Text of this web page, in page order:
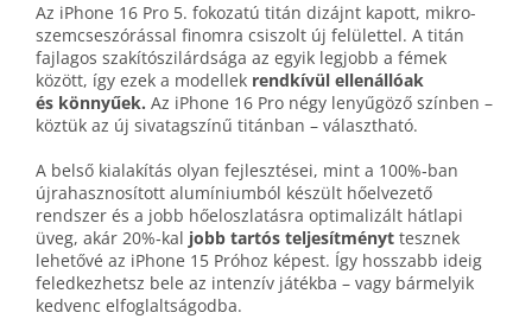
Az iPhone 16 Pro 5. fokozatú titán dizájnt kapott, mikro­
szemcse­szórással finomra csiszolt új felülettel. A titán
fajlagos szakító­szilárdsága az egyik legjobb a fémek
között, így ezek a modellek rendkívül ellenállóak
és könnyűek. Az iPhone 16 Pro négy lenyűgöző színben –
köztük az új sivatag­színű titánban – választható.
A belső kialakítás olyan fejlesztései, mint a 100%‑ban
újra­hasznosított alumíniumból készült hő­elvezető
rendszer és a jobb hő­eloszlatásra optimalizált hátlapi
üveg, akár 20%‑kal jobb tartós teljesítményt tesznek
lehetővé az iPhone 15 Próhoz képest. Így hosszabb ideig
feledkezhetsz bele az intenzív játékba – vagy bármelyik
kedvenc elfoglaltságodba.